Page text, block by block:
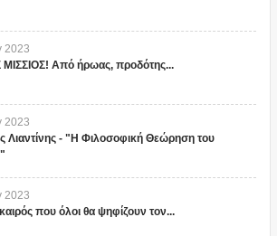
2023
Από ήρωας, προδότης...
2023
Λιαντίνης - "Η Φιλοσοφική Θεώρηση του
2023
που όλοι θα ψηφίζουν τον...